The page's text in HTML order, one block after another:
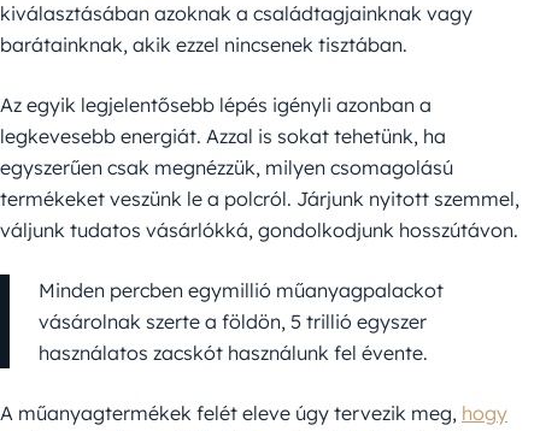
kiválasztásában azoknak a családtagjainknak vagy
barátainknak, akik ezzel nincsenek tisztában.
Az egyik legjelentősebb lépés igényli azonban a
legkevesebb energiát. Azzal is sokat tehetünk, ha
egyszerűen csak megnézzük, milyen csomagolású
termékeket veszünk le a polcról. Járjunk nyitott szemmel,
váljunk tudatos vásárlókká, gondolkodjunk hosszútávon.
Minden percben egymillió műanyagpalackot
vásárolnak szerte a földön, 5 trillió egyszer
használatos zacskót használunk fel évente.
A műanyagtermékek felét eleve úgy tervezik meg, hogy